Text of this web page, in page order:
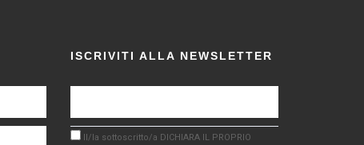
ISCRIVITI ALLA NEWSLETTER
Il/la sottoscritto/a DICHIARA IL PROPRIO